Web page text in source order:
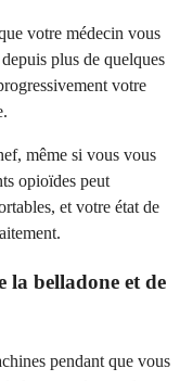
votre médecin vous
plus de quelques
votre
même si vous vous
opioïdes peut
et votre état de
la belladone et de
pendant que vous